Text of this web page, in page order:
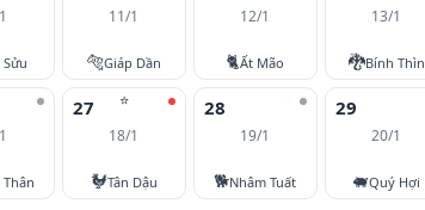
11/1
🐅Giáp Dần
12/1
🐈Ất Mão
13/1
🐉Bính Thìn
⭐
27
18/1
🐓Tân Dậu
28
19/1
🐕Nhâm Tuất
29
20/1
🐖Quý Hợi